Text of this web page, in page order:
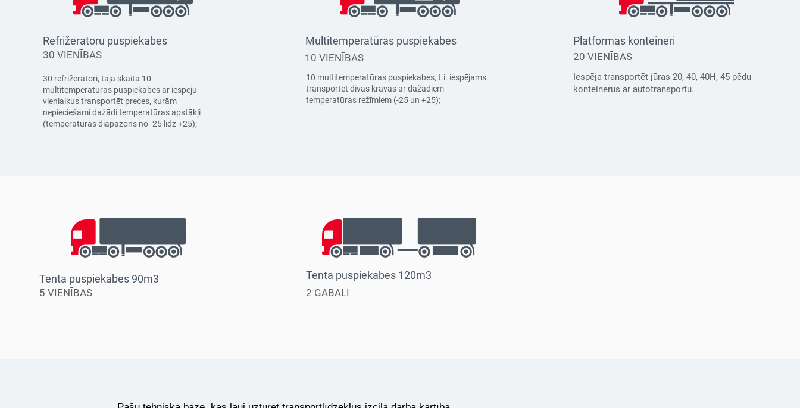
Refrižeratoru puspiekabes
30 VIENĪBAS
30 refrižeratori, tajā skaitā 10
multitemperatūras puspiekabes ar iespēju
vienlaikus transportēt preces, kurām
nepieciešami dažādi temperatūras apstākļi
(temperatūras diapazons no -25 līdz +25);
Multitemperatūras puspiekabes
10 VIENĪBAS
10 multitemperatūras puspiekabes, t.i. iespējams
transportēt divas kravas ar dažādiem
temperatūras režīmiem (-25 un +25);
Platformas konteineri
20 VIENĪBAS
Iespēja transportēt jūras 20, 40, 40Н, 45 pēdu
konteinerus ar autotransportu.
Tenta puspiekabes 90m3
5 VIENĪBAS
Tenta puspiekabes 120m3
2 GABALI